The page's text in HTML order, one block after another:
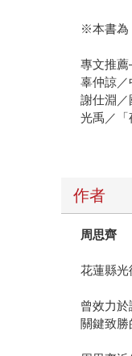
※本書為
專文推
辜仲諒／
謝仕淵／
光禹／「
作者
周思齊
花蓮縣光
曾效力
關鍵致勝